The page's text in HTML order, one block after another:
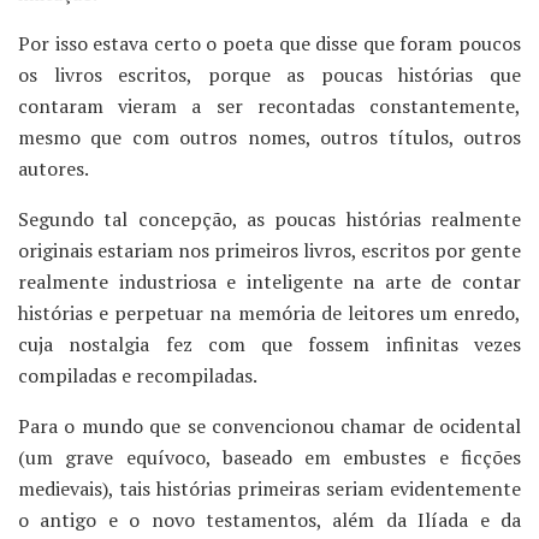
Por isso estava certo o poeta que disse que foram poucos
os livros escritos, porque as poucas histórias que
contaram vieram a ser recontadas constantemente,
mesmo que com outros nomes, outros títulos, outros
autores.
Segundo tal concepção, as poucas histórias realmente
originais estariam nos primeiros livros, escritos por gente
realmente industriosa e inteligente na arte de contar
histórias e perpetuar na memória de leitores um enredo,
cuja nostalgia fez com que fossem infinitas vezes
compiladas e recompiladas.
Para o mundo que se convencionou chamar de ocidental
(um grave equívoco, baseado em embustes e ficções
medievais), tais histórias primeiras seriam evidentemente
o antigo e o novo testamentos, além da Ilíada e da